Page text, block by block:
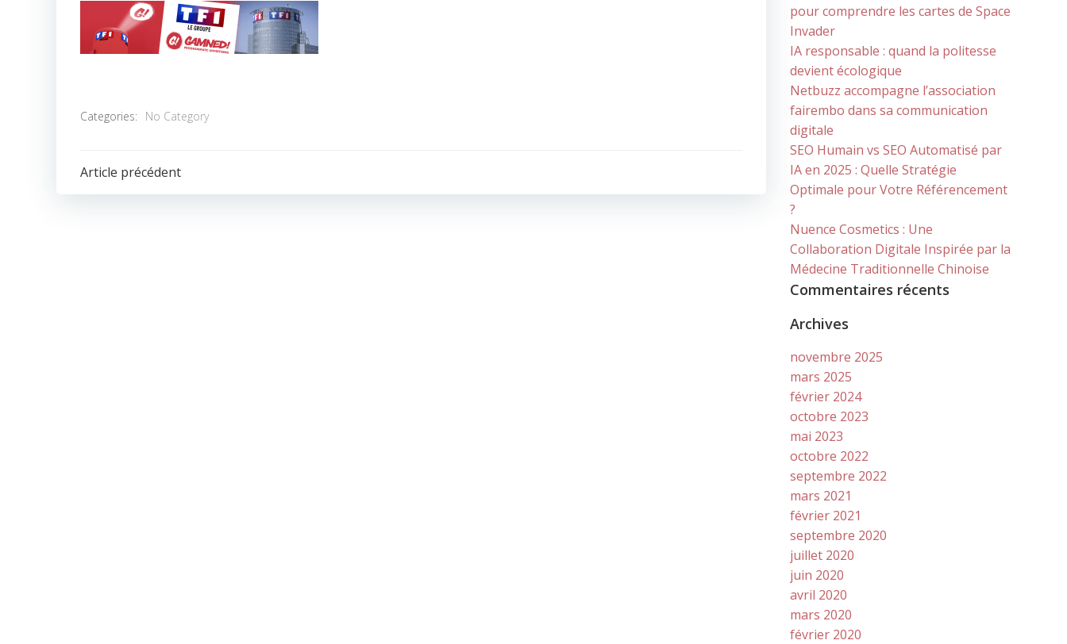
Categories: No Category
POST
NAVIGATION
Article précédent
pour comprendre les cartes de Space
Invader
IA responsable : quand la politesse
devient écologique
Netbuzz accompagne l’association
fairembo dans sa communication
digitale
SEO Humain vs SEO Automatisé par
IA en 2025 : Quelle Stratégie
Optimale pour Votre Référencement
?
Nuence Cosmetics : Une
Collaboration Digitale Inspirée par la
Médecine Traditionnelle Chinoise
Commentaires récents
Archives
novembre 2025
mars 2025
février 2024
octobre 2023
mai 2023
octobre 2022
septembre 2022
mars 2021
février 2021
septembre 2020
juillet 2020
juin 2020
avril 2020
mars 2020
février 2020